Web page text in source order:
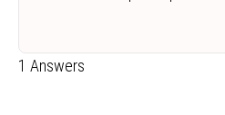
1 Answers